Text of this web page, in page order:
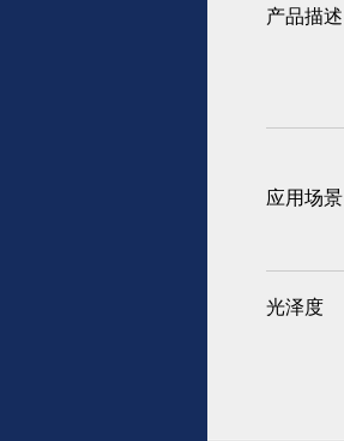
产品描述
应用场景
光泽度